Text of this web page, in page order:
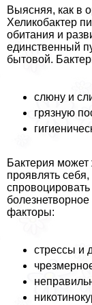
Выясняя, как в
Хеликобактер
обитания и
единственный
бытовой.
слюну и
грязную
Бактерия может
проявлять
факторы:
стрессы и